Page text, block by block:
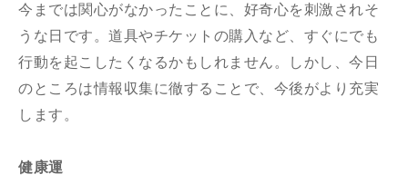
今までは関心がなかったことに、好奇心を刺激されそ
うな日です。道具やチケットの購入など、すぐにでも
行動を起こしたくなるかもしれません。しかし、今日
のところは情報収集に徹することで、今後がより充実
します。
健康運